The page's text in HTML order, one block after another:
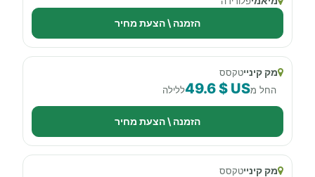
הזמנה \ הצעת מחיר
מק קינייטקסס
החל מ49.6 $ USללילה
הזמנה \ הצעת מחיר
מק קינייטקסס